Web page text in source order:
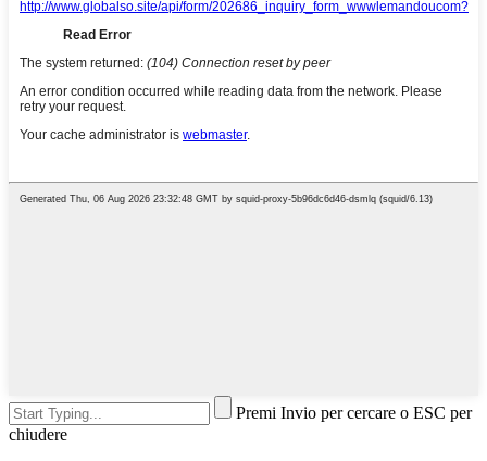
Premi Invio per cercare o ESC per
chiudere